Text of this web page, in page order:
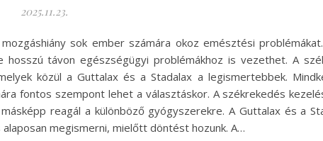
2025.11.23.
sok ember számára okoz emésztési
távon egészségügyi problémákhoz is vezethet. A
közül a Guttalax és a Stadalax a legismertebbek.
fontos szempont lehet a választáskor. A székrekedés
reagál a különböző gyógyszerekre. A Guttalax és a
megismerni, mielőtt döntést hozunk. A…